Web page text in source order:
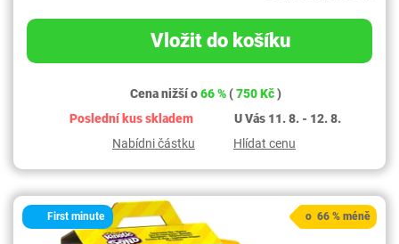
Vložit do košíku
Cena nižší o66 %(750 Kč)
Poslední kus skladem
U Vás 11. 8. - 12. 8.
Nabídni částku
Hlídat cenu
First minute o 66 % méně